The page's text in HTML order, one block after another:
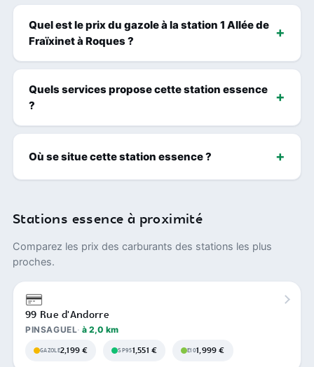
Quel est le prix du gazole à la station 1 Allée de
Fraïxinet à Roques ?
Quels services propose cette station essence
?
Où se situe cette station essence ?
Stations essence à proximité
Comparez les prix des carburants des stations les plus
proches.
99 Rue d'Andorre
PINSAGUEL à 2,0 km
GAZOLE2,199 € SP951,551 € E101,999 €